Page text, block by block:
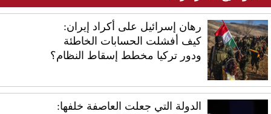
رهان إسرائيل على أكراد إيران:
كيف أفشلت الحسابات الخاطئة
ودور تركيا مخطط إسقاط النظام؟
الدولة التي جعلت العاصفة خلفها: